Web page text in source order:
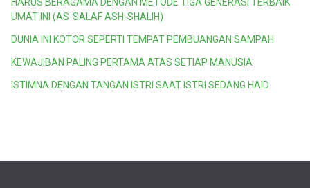
UMAT INI (AS-SALAF ASH-SHALIH)
DUNIA INI KOTOR SEPERTI TEMPAT PEMBUANGAN SAMPAH
KEWAJIBAN PALING PERTAMA ATAS SETIAP MANUSIA
ISTIMNA DENGAN TANGAN ISTRI SAAT ISTRI SEDANG HAID